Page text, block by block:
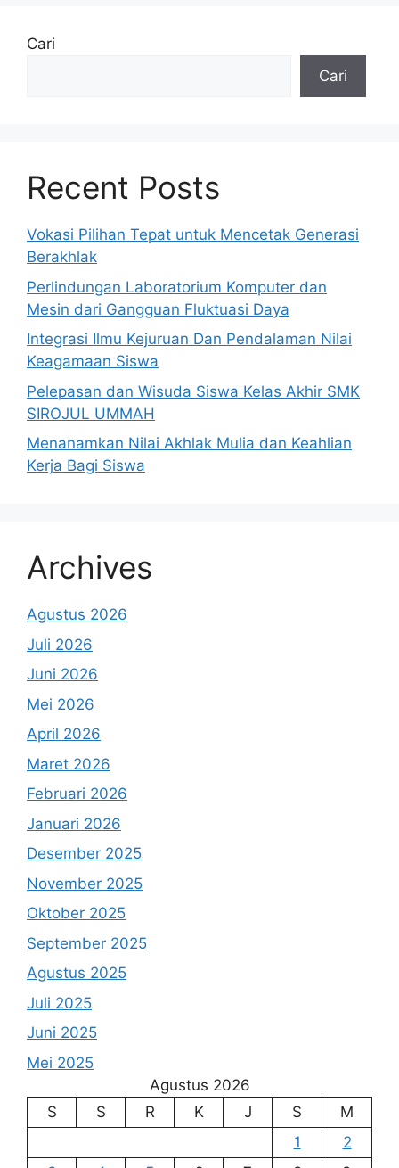
Cari
Cari
Recent Posts
Vokasi Pilihan Tepat untuk Mencetak Generasi
Berakhlak
Perlindungan Laboratorium Komputer dan
Mesin dari Gangguan Fluktuasi Daya
Integrasi Ilmu Kejuruan Dan Pendalaman Nilai
Keagamaan Siswa
Pelepasan dan Wisuda Siswa Kelas Akhir SMK
SIROJUL UMMAH
Menanamkan Nilai Akhlak Mulia dan Keahlian
Kerja Bagi Siswa
Archives
Agustus 2026
Juli 2026
Juni 2026
Mei 2026
April 2026
Maret 2026
Februari 2026
Januari 2026
Desember 2025
November 2025
Oktober 2025
September 2025
Agustus 2025
Juli 2025
Juni 2025
Mei 2025
Agustus 2026
S
S R K J S
M
1
2